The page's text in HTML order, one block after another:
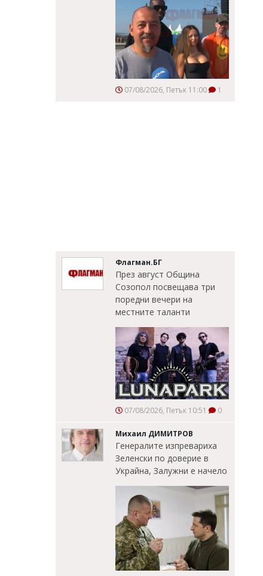
07/08/2026, Петък 11:00 1
Флагман.БГ
През август Община
Созопол посвещава три
поредни вечери на
местните таланти
07/08/2026, Петък 10:51 0
Михаил ДИМИТРОВ
Генералите изпревариха
Зеленски по доверие в
Украйна, Залужни е начело